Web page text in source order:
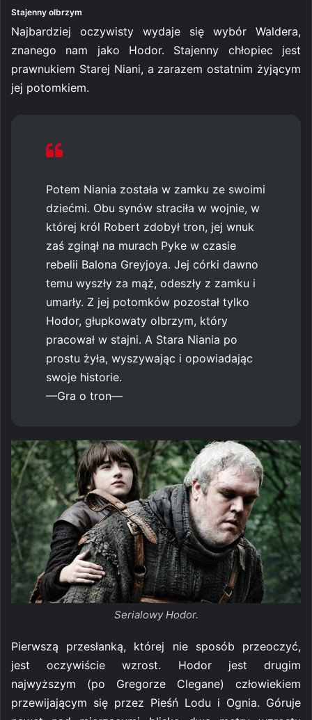
Stajenny olbrzym
Najbardziej oczywisty wydaje się wybór Waldera,
znanego nam jako Hodor. Stajenny chłopiec jest
prawnukiem Starej Niani, a zarazem ostatnim żyjącym
jej potomkiem.
Potem Niania została w zamku ze swoimi
dziećmi. Obu synów straciła w wojnie, w
której król Robert zdobył tron, jej wnuk
zaś zginął na murach Pyke w czasie
rebelii Balona Greyjoya. Jej córki dawno
temu wyszły za mąż, odeszły z zamku i
umarły. Z jej potomków pozostał tylko
Hodor, głupkowaty olbrzym, który
pracował w stajni. A Stara Niania po
prostu żyła, wyszywając i opowiadając
swoje historie.
—Gra o tron—
Serialowy Hodor.
Pierwszą przesłanką, której nie sposób przeoczyć,
jest oczywiście wzrost. Hodor jest drugim
najwyższym (po Gregorze Clegane) człowiekiem
przewijającym się przez Pieśń Lodu i Ognia. Góruje